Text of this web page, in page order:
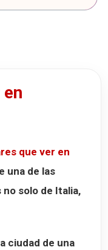
en coche
que ver en
una de las
solo de Italia,
ciudad de una